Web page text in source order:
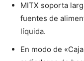
MITX soporta
fuentes de
líquida.
En modo de